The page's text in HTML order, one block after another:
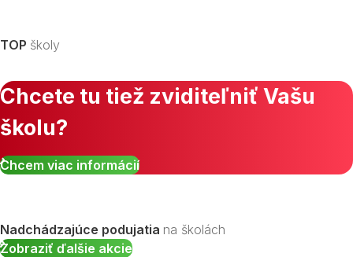
TOP školy
Chcete tu tiež zviditeľniť Vašu
školu?
Chcem viac informácií
Nadchádzajúce podujatia na školách
Zobraziť ďalšie akcie